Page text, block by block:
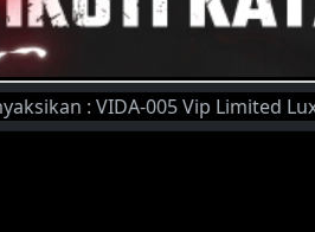
: VIDA-005 Vip Limited Luxury